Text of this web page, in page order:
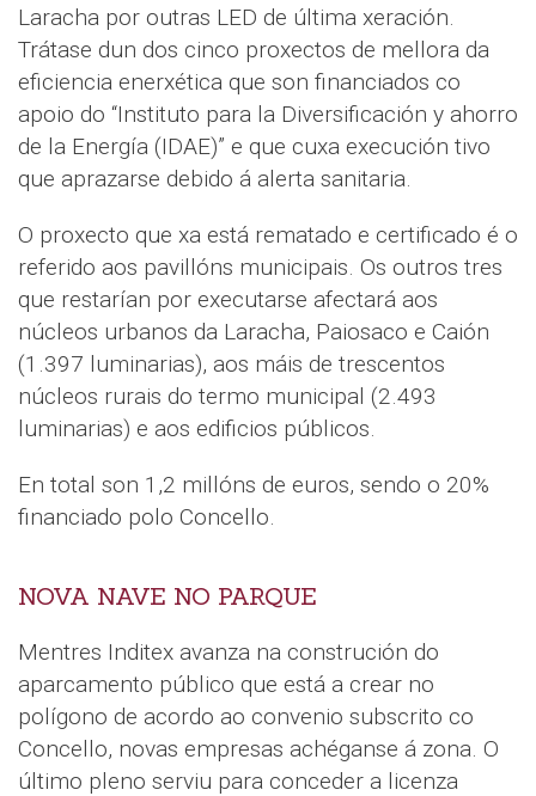
Laracha por outras LED de última xeración.
Trátase dun dos cinco proxectos de mellora da
eficiencia enerxética que son financiados co
apoio do “Instituto para la Diversificación y ahorro
de la Energía (IDAE)” e que cuxa execución tivo
que aprazarse debido á alerta sanitaria.
O proxecto que xa está rematado e certificado é o
referido aos pavillóns municipais. Os outros tres
que restarían por executarse afectará aos
núcleos urbanos da Laracha, Paiosaco e Caión
(1.397 luminarias), aos máis de trescentos
núcleos rurais do termo municipal (2.493
luminarias) e aos edificios públicos.
En total son 1,2 millóns de euros, sendo o 20%
financiado polo Concello.
NOVA NAVE NO PARQUE
Mentres Inditex avanza na construción do
aparcamento público que está a crear no
polígono de acordo ao convenio subscrito co
Concello, novas empresas achéganse á zona. O
último pleno serviu para conceder a licenza